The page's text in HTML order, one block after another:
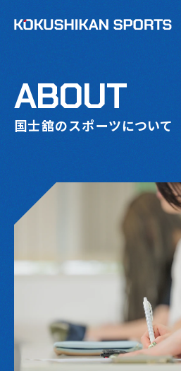
ABOUT
国士舘のスポーツについて